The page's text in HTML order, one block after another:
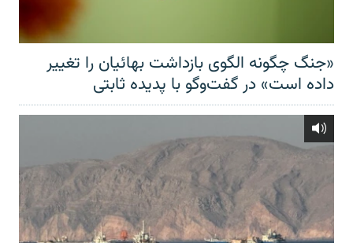
«جنگ چگونه الگوی بازداشت بهائیان را تغییر
داده است» در گفت‌وگو با پدیده ثابتی